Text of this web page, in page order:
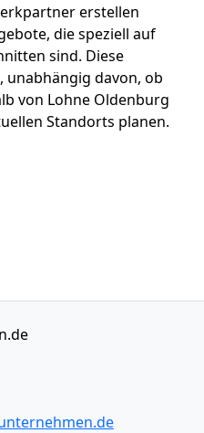
erstellen
die speziell auf
sind. Diese
unabhängig davon, ob
von Lohne Oldenburg
Standorts planen.